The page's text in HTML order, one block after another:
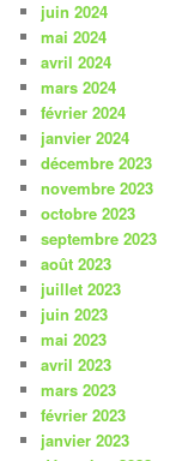
juin 2024
mai 2024
avril 2024
mars 2024
février 2024
janvier 2024
décembre 2023
novembre 2023
octobre 2023
septembre 2023
août 2023
juillet 2023
juin 2023
mai 2023
avril 2023
mars 2023
février 2023
janvier 2023